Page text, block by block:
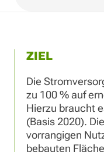
ZIEL
Die
zu 100 % auf
Hierzu braucht
(Basis 2020).
vorrangigen
bebauten